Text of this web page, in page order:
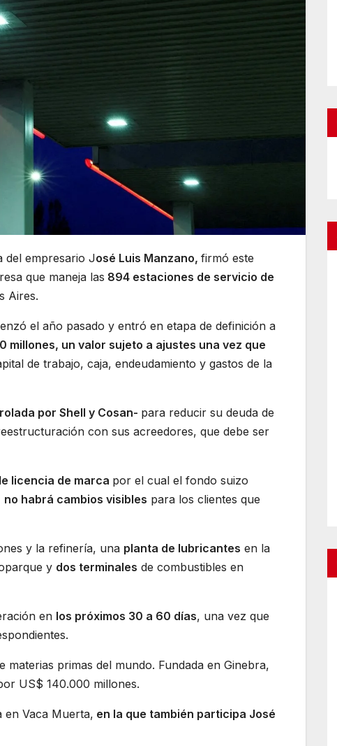
del empresario José Luis Manzano, firmó este
que maneja las 894 estaciones de servicio de
Aires.
el año pasado y entró en etapa de definición a
millones, un valor sujeto a ajustes una vez que
de trabajo, caja, endeudamiento y gastos de la
por Shell y Cosan- para reducir su deuda de
con sus acreedores, que debe ser
licencia de marca por el cual el fondo suizo
no habrá cambios visibles para los clientes que
y la refinería, una planta de lubricantes en la
y dos terminales de combustibles en
en los próximos 30 a 60 días, una vez que
primas del mundo. Fundada en Ginebra,
US$ 140.000 millones.
en Vaca Muerta, en la que también participa José